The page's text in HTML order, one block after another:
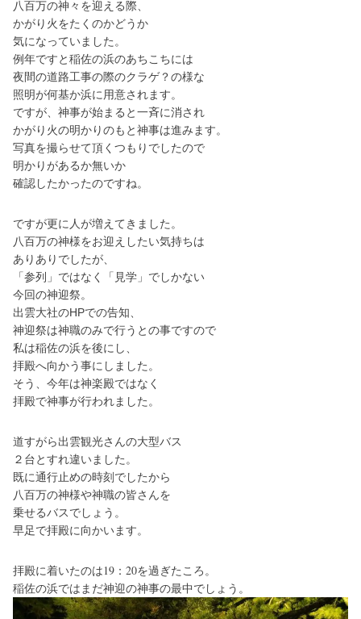
八百万の神々を迎える際、
かがり火をたくのかどうか
気になっていました。
例年ですと稲佐の浜のあちこちには
夜間の道路工事の際のクラゲ？の様な
照明が何基か浜に用意されます。
ですが、神事が始まると一斉に消され
かがり火の明かりのもと神事は進みます。
写真を撮らせて頂くつもりでしたので
明かりがあるか無いか
確認したかったのですね。
ですが更に人が増えてきました。
八百万の神様をお迎えしたい気持ちは
ありありでしたが、
「参列」ではなく「見学」でしかない
今回の神迎祭。
出雲大社のHPでの告知、
神迎祭は神職のみで行うとの事ですので
私は稲佐の浜を後にし、
拝殿へ向かう事にしました。
そう、今年は神楽殿ではなく
拝殿で神事が行われました。
道すがら出雲観光さんの大型バス
２台とすれ違いました。
既に通行止めの時刻でしたから
八百万の神様や神職の皆さんを
乗せるバスでしょう。
早足で拝殿に向かいます。
拝殿に着いたのは19：20を過ぎたころ。
稲佐の浜ではまだ神迎の神事の最中でしょう。